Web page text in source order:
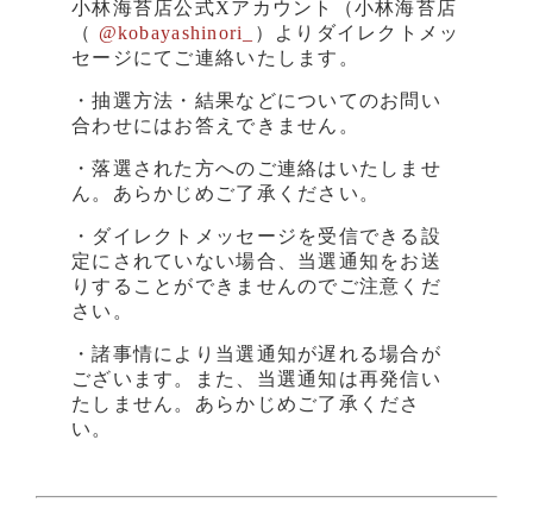
小林海苔店公式Xアカウント（小林海苔店
（ @kobayashinori_
）よりダイレクトメッ
セージにてご連絡いたします。
・抽選方法・結果などについてのお問い
合わせにはお答えできません。
・落選された方へのご連絡はいたしませ
ん。あらかじめご了承ください。
・ダイレクトメッセージを受信できる設
定にされていない場合、当選通知をお送
りすることができませんのでご注意くだ
さい。
・諸事情により当選通知が遅れる場合が
ございます。また、当選通知は再発信い
たしません。あらかじめご了承くださ
い。